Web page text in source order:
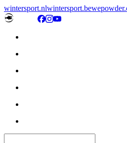
wintersport.nlwintersport.be